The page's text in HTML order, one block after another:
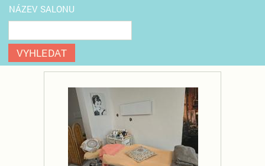
NÁZEV SALONU
VYHLEDAT